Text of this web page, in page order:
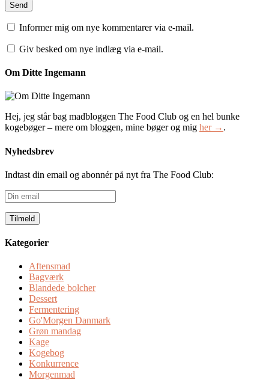
Informer mig om nye kommentarer via e-mail.
Giv besked om nye indlæg via e-mail.
Om Ditte Ingemann
Hej, jeg står bag madbloggen The Food Club og en hel bunke
kogebøger – mere om bloggen, mine bøger og mig her → .
Nyhedsbrev
Indtast din email og abonnér på nyt fra The Food Club:
Din
email
Kategorier
Aftensmad
Bagværk
Blandede bolcher
Dessert
Fermentering
Go'Morgen Danmark
Grøn mandag
Kage
Kogebog
Konkurrence
Morgenmad